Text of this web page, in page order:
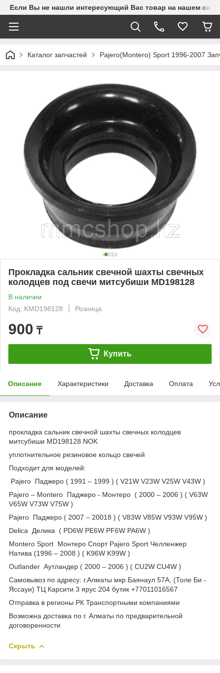
Если Вы не нашли интересующий Вас товар на нашем
Каталог запчастей Pajero(Montero) Sport 1996-2007
Прокладка сальник свечной шахты свечных
колодцев под свечи митсубиши MD198128
В наличии
Код: KMD198128
Розница
900 ₸
Купить
Описание Характеристики Доставка Оплата
Описание
прокладка сальник свечной шахты свечных колодцев
митсубиши MD198128 NOK
уплотнительное резиновое кольцо свечей
Подходит для моделей:
Pajero Паджеро ( 1991 – 1999 ) ( V21W V23W V25W V43W )
Pajero – Montero Паджеро - Монтеро ( 2000 – 2006 ) ( V63W
V65W V73W V75W )
Pajero Паджеро ( 2007 – 20018 ) ( V83W V85W V93W V95W )
Delica Делика ( PD6W PE6W PF6W PA6W )
Montero Sport Монтеро Спорт Pajero Sport Челленжер
Натива (1996 – 2008 ) ( K96W K99W )
Outlander Аутландер ( 2000 – 2006 ) ( CU2W CU4W )
Самовывоз по адресу: г.Алматы мкр.Баянаул 57А, (Толе Би -
Яссауи) ТЦ Карсити 3 ярус 204 бутик +77011016567
Отправка в регионы РК Транспортными компаниями
Возможна доставка по г. Алматы по предварительной
договоренности
Скрыть